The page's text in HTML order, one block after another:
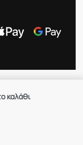
καλάθι